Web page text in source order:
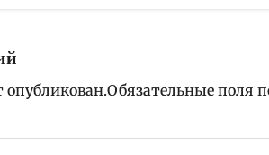
опубликован.Обязательные поля